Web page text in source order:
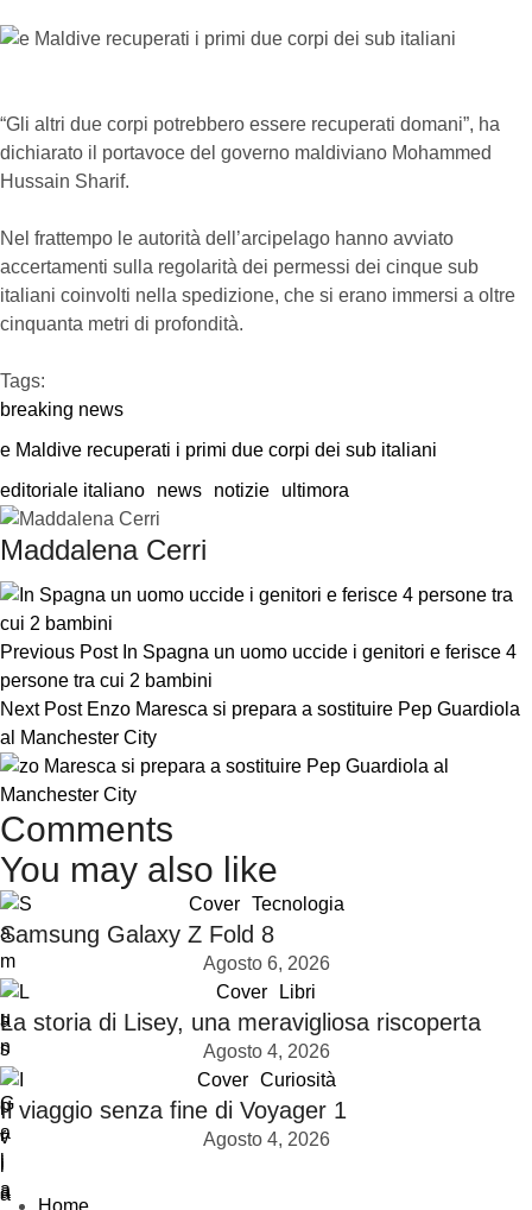
“Gli altri due corpi potrebbero essere recuperati domani”, ha
dichiarato il portavoce del governo maldiviano Mohammed
Hussain Sharif.
Nel frattempo le autorità dell’arcipelago hanno avviato
accertamenti sulla regolarità dei permessi dei cinque sub
italiani coinvolti nella spedizione, che si erano immersi a oltre
cinquanta metri di profondità.
Tags:
breaking news
e Maldive recuperati i primi due corpi dei sub italiani
editoriale italiano
news notizie ultimora
Maddalena Cerri
Previous Post In Spagna un uomo uccide i genitori e ferisce 4
persone tra cui 2 bambini
Next Post Enzo Maresca si prepara a sostituire Pep Guardiola
al Manchester City
Comments
You may also like
Cover Tecnologia
Samsung Galaxy Z Fold 8
Agosto 6, 2026
Cover
Libri
La storia di Lisey, una meravigliosa riscoperta
Agosto 4, 2026
Cover
Curiosità
Il viaggio senza fine di Voyager 1
Agosto 4, 2026
Home